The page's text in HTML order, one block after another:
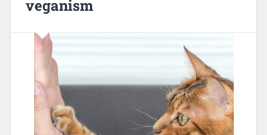
veganism